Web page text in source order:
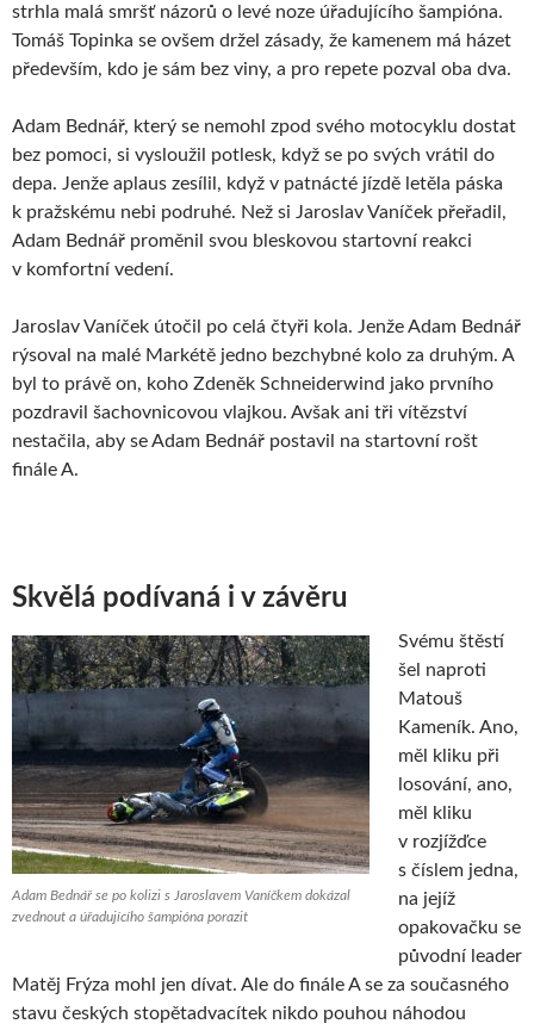
strhla malá smršť názorů o levé noze úřadujícího šampióna.
Tomáš Topinka se ovšem držel zásady, že kamenem má házet
především, kdo je sám bez viny, a pro repete pozval oba dva.
Adam Bednář, který se nemohl zpod svého motocyklu dostat
bez pomoci, si vysloužil potlesk, když se po svých vrátil do
depa. Jenže aplaus zesílil, když v patnácté jízdě letěla páska
k pražskému nebi podruhé. Než si Jaroslav Vaníček přeřadil,
Adam Bednář proměnil svou bleskovou startovní reakci
v komfortní vedení.
Jaroslav Vaníček útočil po celá čtyři kola. Jenže Adam Bednář
rýsoval na malé Markétě jedno bezchybné kolo za druhým. A
byl to právě on, koho Zdeněk Schneiderwind jako prvního
pozdravil šachovnicovou vlajkou. Avšak ani tři vítězství
nestačila, aby se Adam Bednář postavil na startovní rošt
finále A.
Skvělá podívaná i v závěru
Adam Bednář se po kolizi s Jaroslavem Vaníčkem dokázal
zvednout a úřadujícího šampióna porazit
Svému štěstí
šel naproti
Matouš
Kameník. Ano,
měl kliku při
losování, ano,
měl kliku
v rozjížďce
s číslem jedna,
na jejíž
opakovačku se
původní leader
Matěj Frýza mohl jen dívat. Ale do finále A se za současného
stavu českých stopětadvacítek nikdo pouhou náhodou